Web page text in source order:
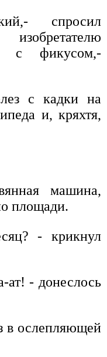
спросил
с фикусом,-
с кадки на
и, кряхтя,
машина,
площади.
- крикнул
ат! - донеслось
в ослепляющей